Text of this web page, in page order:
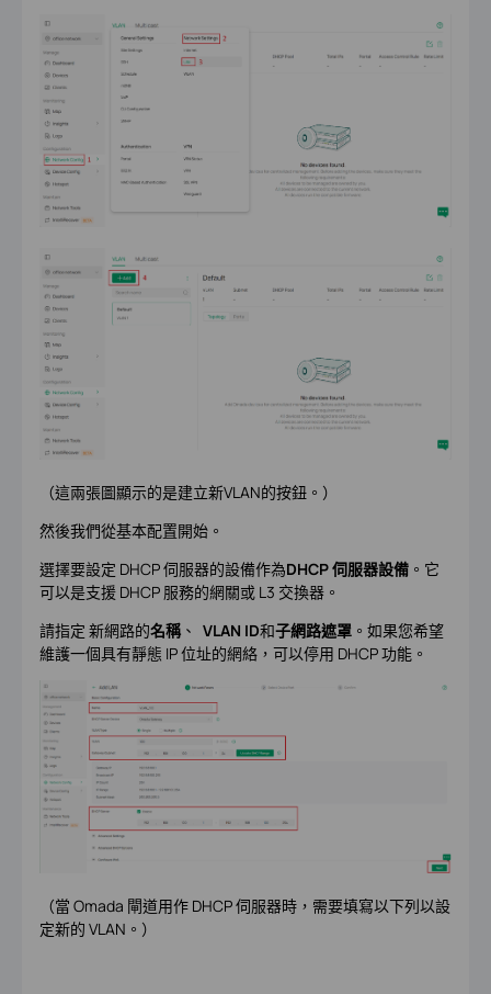
（這兩張圖顯示的是建立新VLAN的按鈕。）
然後我們從基本配置開始。
選擇要設定 DHCP 伺服器的設備作為DHCP 伺服器設備。它
可以是支援 DHCP 服務的網關或 L3 交換器。
請指定 新網路的名稱、 VLAN ID和子網路遮罩。如果您希望
維護一個具有靜態 IP 位址的網絡，可以停用 DHCP 功能。
（當 Omada 閘道用作 DHCP 伺服器時，需要填寫以下列以設
定新的 VLAN。）